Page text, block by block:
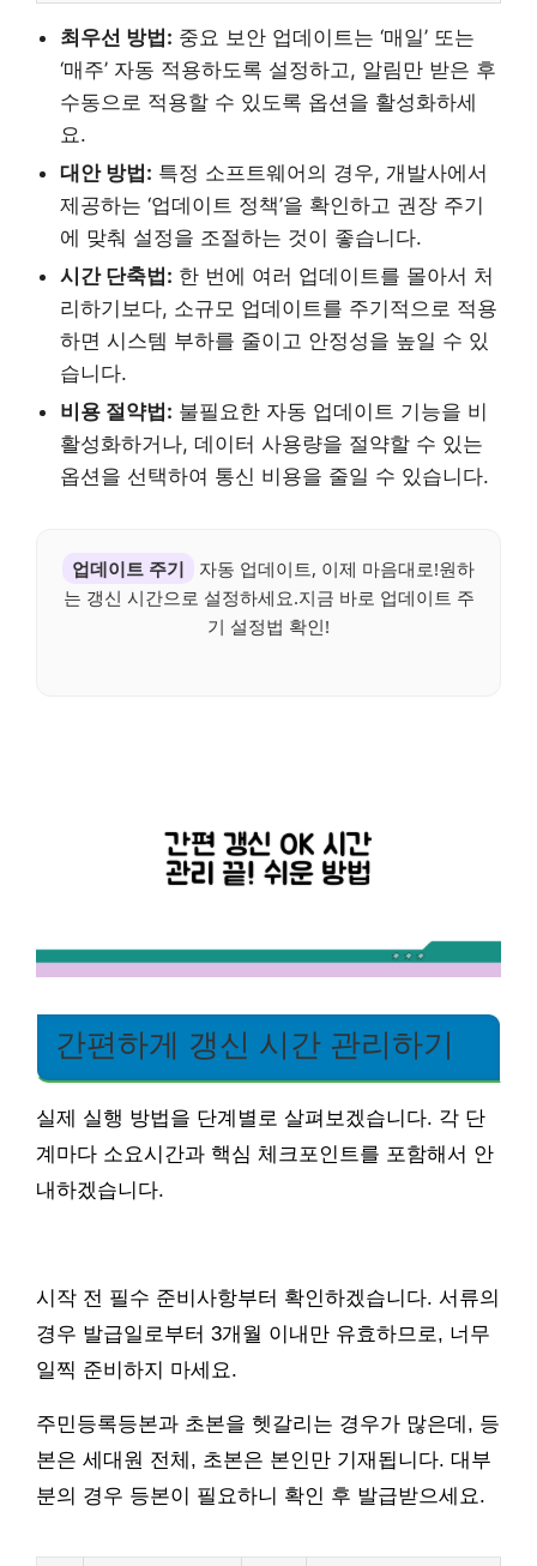
최우선 방법: 중요 보안 업데이트는 ‘매일’ 또는
‘매주’ 자동 적용하도록 설정하고, 알림만 받은 후
수동으로 적용할 수 있도록 옵션을 활성화하세
요.
대안 방법: 특정 소프트웨어의 경우, 개발사에서
제공하는 ‘업데이트 정책’을 확인하고 권장 주기
에 맞춰 설정을 조절하는 것이 좋습니다.
시간 단축법: 한 번에 여러 업데이트를 몰아서 처
리하기보다, 소규모 업데이트를 주기적으로 적용
하면 시스템 부하를 줄이고 안정성을 높일 수 있
습니다.
비용 절약법: 불필요한 자동 업데이트 기능을 비
활성화하거나, 데이터 사용량을 절약할 수 있는
옵션을 선택하여 통신 비용을 줄일 수 있습니다.
업데이트 주기
자동 업데이트, 이제 마음대로!원하
는 갱신 시간으로 설정하세요.지금 바로 업데이트 주
기 설정법 확인!
간편하게 갱신 시간 관리하기
실제 실행 방법을 단계별로 살펴보겠습니다. 각 단
계마다 소요시간과 핵심 체크포인트를 포함해서 안
내하겠습니다.
시작 전 필수 준비사항부터 확인하겠습니다. 서류의
경우 발급일로부터 3개월 이내만 유효하므로, 너무
일찍 준비하지 마세요.
주민등록등본과 초본을 헷갈리는 경우가 많은데, 등
본은 세대원 전체, 초본은 본인만 기재됩니다. 대부
분의 경우 등본이 필요하니 확인 후 발급받으세요.